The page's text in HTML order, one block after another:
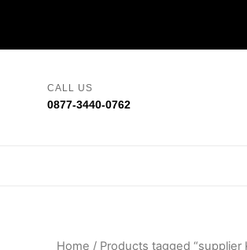
content
CALL US
0877-3440-0762
Home / Products tagged “supplier